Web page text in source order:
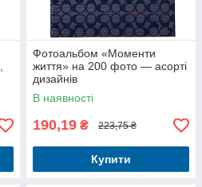
Фотоальбом «Моменти
життя» на 200 фото — асорті
дизайнів
В наявності
190,19 ₴ 223,75 ₴
Купити